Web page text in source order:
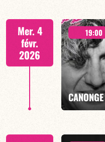
Duo Jazz - 19h00
EN SAVOIR PLUS
Mer. 4
févr.
2026
19:00